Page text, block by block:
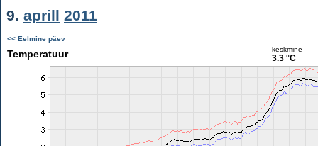
9. aprill 2011
<< Eelmine päev
Temperatuur keskmine
3.3 °C